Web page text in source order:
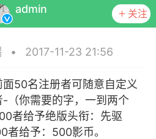
admin 关注
抽奖
• 2017-11-23 21:56
50名注册者可随意自定义
（你需要的字，一到两个
者给予绝版头衔：先驱
给予：500影币。